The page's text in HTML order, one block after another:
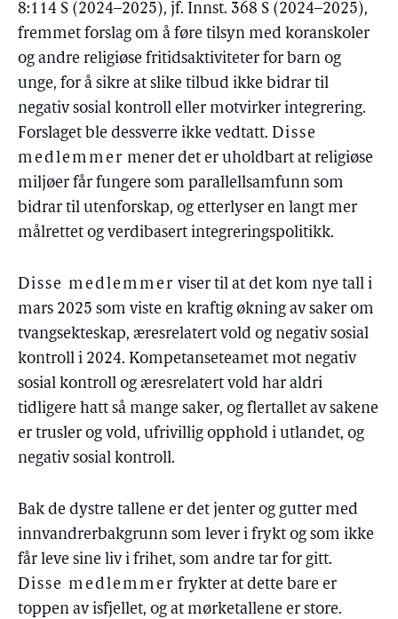
8:114 S (2024–2025), jf. Innst. 368 S (2024–2025),
fremmet forslag om å føre tilsyn med koranskoler
og andre religiøse fritidsaktiviteter for barn og
unge, for å sikre at slike tilbud ikke bidrar til
negativ sosial kontroll eller motvirker integrering.
Forslaget ble dessverre ikke vedtatt. Disse
medlemmer mener det er uholdbart at religiøse
miljøer får fungere som parallellsamfunn som
bidrar til utenforskap, og etterlyser en langt mer
målrettet og verdibasert integreringspolitikk.
Disse medlemmer viser til at det kom nye tall i
mars 2025 som viste en kraftig økning av saker om
tvangsekteskap, æresrelatert vold og negativ sosial
kontroll i 2024. Kompetanseteamet mot negativ
sosial kontroll og æresrelatert vold har aldri
tidligere hatt så mange saker, og flertallet av sakene
er trusler og vold, ufrivillig opphold i utlandet, og
negativ sosial kontroll.
Bak de dystre tallene er det jenter og gutter med
innvandrerbakgrunn som lever i frykt og som ikke
får leve sine liv i frihet, som andre tar for gitt.
Disse medlemmer frykter at dette bare er
toppen av isfjellet, og at mørketallene er store.